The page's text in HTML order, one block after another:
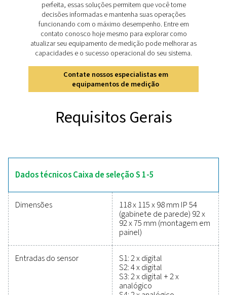
para manter um sistema eficiente e de bom
Descubra os principais
da Checkbox S 1-5
A linha de gravadores de gráficos estacionários
polegadas garante uma visualização clara dos dados,
a compatibilidade com os sensores digitais da
entradas analógicas opcionais acrescenta
registro de dados robusto para análise de
servidor web integrado para acesso remoto, o S 1-5
monitoramento em tempo real e otimização do
prazo. A operação intuitiva e o design durável
escolha confiável para manter a eficiência e a